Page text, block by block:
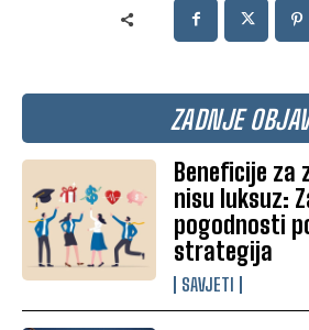
ZADNJE
Beneficije za
nisu luksuz:
pogodnosti
strategija
SAVJETI